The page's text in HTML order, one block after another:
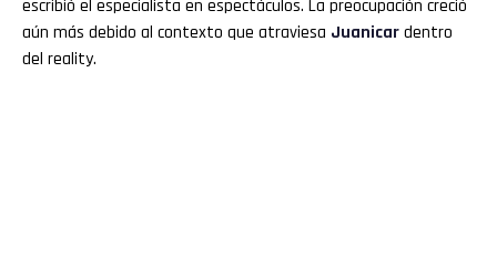
escribió el especialista en espectáculos. La preocupación creció
aún más debido al contexto que atraviesa Juanicardentro
del reality.